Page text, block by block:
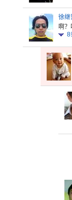
徐继
啊？
8